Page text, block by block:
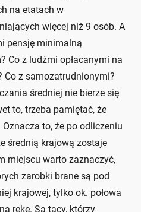
na etatach w
więcej niż 9 osób. A
pensję minimalną
Co z ludźmi opłacanymi na
Co z samozatrudnionymi?
średniej nie bierze się
to, trzeba pamiętać, że
to, że po odliczeniu
średnią krajową zostaje
miejscu warto zaznaczyć,
zarobki brane są pod
krajowej, tylko ok. połowa
rękę. Są tacy, którzy